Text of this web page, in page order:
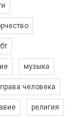
Зупинимо насильство проти ЛГБТ в Україні! Stop violence against LGBT in Ukraine!
PACT, який
музыка
права человека
религия